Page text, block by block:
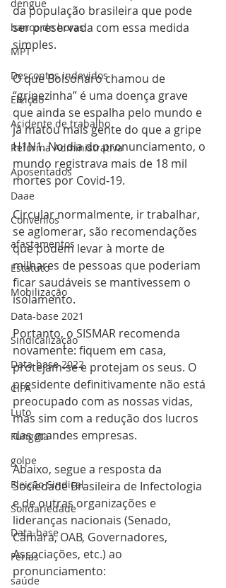
dengue
banco de horas
MPT
Descontos indevidos
Eleição
Acidente de trabalho
Reforma Administrativa
Aposentados
Daae
Convênios
afastamentos
Estatuto
Mobilização
Data-base 2021
Sindicalização
Data-base 2022
CIPA
Luto
Fungota
golpe
Eleição Sindical
Solidariedade
Data-base
Férias
saúde
da população brasileira que pode
ser preservada com essa medida
simples.
O que Bolsonaro chamou de
“gripezinha” é uma doença grave
que ainda se espalha pelo mundo e
já matou mais gente do que a gripe
H1N1. No dia do pronunciamento, o
mundo registrava mais de 18 mil
mortes por Covid-19.
Circular normalmente, ir trabalhar,
se aglomerar, são recomendações
que podem levar à morte de
milhares de pessoas que poderiam
ficar saudáveis se mantivessem o
isolamento.
Portanto, o SISMAR recomenda
novamente: fiquem em casa,
protejam-se e protejam os seus. O
presidente definitivamente não está
preocupado com as nossas vidas,
mas sim com a redução dos lucros
das grandes empresas.
Abaixo, segue a resposta da
Sociedade Brasileira de Infectologia
e de outras organizações e
lideranças nacionais (Senado,
Câmara, OAB, Governadores,
Associações, etc.) ao
pronunciamento: